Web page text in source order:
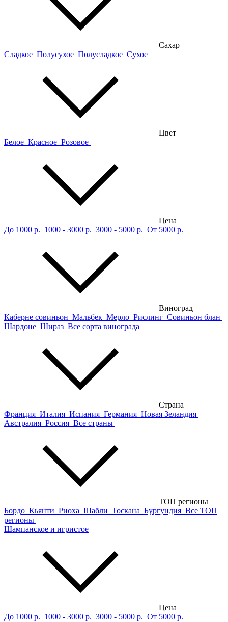
Сахар
Сладкое Полусухое Полусладкое Сухое
Цвет
Белое Красное Розовое
Цена
До 1000 р. 1000 - 3000 р. 3000 - 5000 р. От 5000 р.
Виноград
Каберне совиньон Мальбек Мерло Рислинг Совиньон блан
Шардоне Шираз Все сорта винограда
Страна
Франция Италия Испания Германия Новая Зеландия
Австралия Россия Все страны
ТОП регионы
Бордо Кьянти Риоха Шабли Тоскана Бургундия Все ТОП
регионы
Шампанское и игристое
Цена
До 1000 р. 1000 - 3000 р. 3000 - 5000 р. От 5000 р.